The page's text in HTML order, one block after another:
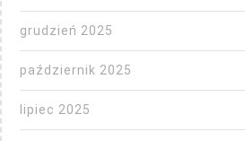
grudzień 2025
październik 2025
lipiec 2025